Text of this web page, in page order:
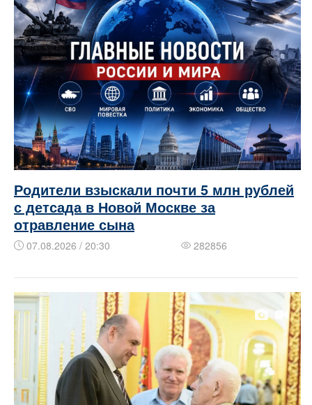
Родители взыскали почти 5 млн рублей
с детсада в Новой Москве за
отравление сына
07.08.2026 / 20:30 282856